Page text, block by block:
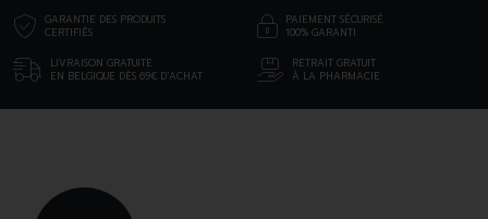
GARANTIE DES PRODUITS
CERTIFIÉS
PAIEMENT SÉCURISÉ
100% GARANTI
LIVRAISON GRATUITE
EN BELGIQUE DÈS 69€ D’ACHAT
RETRAIT GRATUIT
À LA PHARMACIE